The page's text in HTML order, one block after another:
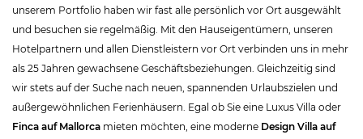
unserem Portfolio haben wir fast alle persönlich vor Ort ausgewählt
und besuchen sie regelmäßig. Mit den Hauseigentümern, unseren
Hotelpartnern und allen Dienstleistern vor Ort verbinden uns in mehr
als 25 Jahren gewachsene Geschäftsbeziehungen. Gleichzeitig sind
wir stets auf der Suche nach neuen, spannenden Urlaubszielen und
außergewöhnlichen Ferienhäusern. Egal ob Sie eine Luxus Villa oder
Finca auf Mallorca mieten möchten, eine moderne Design Villa auf